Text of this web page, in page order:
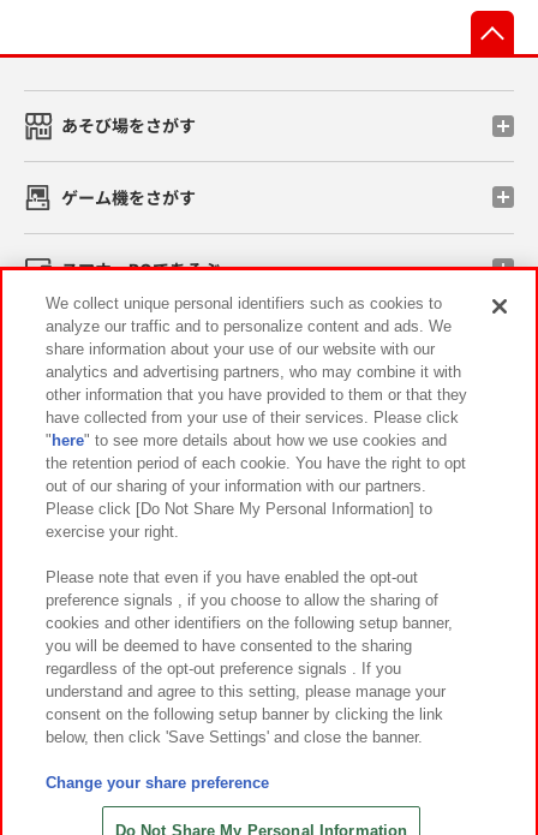
あそび場をさがす
ゲーム機をさがす
スマホ・PCであそぶ
イベント・キャンペーン
関連会社 サステナビリティ サイトポリシー
プライバシーポリシー ウェブアクセシビリティ方針と検証結果
お取引先さまとともに
カスタマーハラスメント対応方針 よくあるご質問・お問い合わせ
©Bandai Namco Amusement Inc.
©Bandai Namco Amusement Lab Inc.
©HANAYASHIKI Co., Ltd. All Rights Reserved.
We collect unique personal identifiers such as cookies to
analyze our traffic and to personalize content and ads. We
share information about your use of our website with our
analytics and advertising partners, who may combine it with
other information that you have provided to them or that they
have collected from your use of their services. Please click
" here" to see more details about how we use cookies and
the retention period of each cookie. You have the right to opt
out of our sharing of your information with our partners.
Please click [Do Not Share My Personal Information] to
exercise your right.
Please note that even if you have enabled the opt-out
preference signals , if you choose to allow the sharing of
cookies and other identifiers on the following setup banner,
you will be deemed to have consented to the sharing
regardless of the opt-out preference signals . If you
understand and agree to this setting, please manage your
consent on the following setup banner by clicking the link
below, then click 'Save Settings' and close the banner.
Change your share preference
Do Not Share My Personal Information